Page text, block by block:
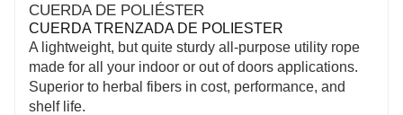
CUERDA DE POLIÉSTER
CUERDA TRENZADA DE POLIESTER
A lightweight, but quite sturdy all-purpose utility rope
made for all your indoor or out of doors applications.
Superior to herbal fibers in cost, performance, and
shelf life.